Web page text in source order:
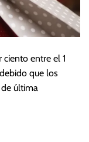
ciento entre el 1
que los
última